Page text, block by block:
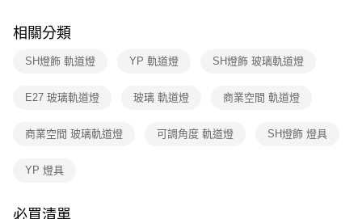
結帳頁面，進行簡訊認證並確認金額後，即可完成結帳。
３．收到繳費通知簡訊後14天內，點擊此簡訊中的連結，可透過四大超商／
※ 請注意：結帳手續完成當下不需立刻繳費，但若您需要取消訂單，請聯絡
※ 交易是否成功請以「AFTEE先享後付 」之結帳頁面顯示為準，若有關於
客戶支援中心」
１．透過由恩沛科技股份有限公司提供之「AFTEE先享後付」服務完成之交
相關分類
SH燈飾 軌道燈 YP 軌道燈 SH燈飾 玻璃軌道燈
E27 玻璃軌道燈 玻璃 軌道燈 商業空間 軌道燈
商業空間 玻璃軌道燈 可調角度 軌道燈 SH燈飾 燈具
YP 燈具
必買清單